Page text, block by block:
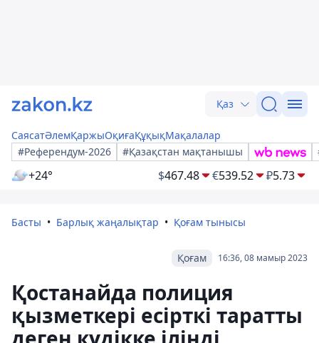
Қаз
СаясатӘлемҚаржыОқиғаҚұқықМақалалар
#Референдум-2026
#Қазақстан мақтанышы
+24° $467.48 €539.52 ₽5.73
Басты Барлық жаңалықтар Қоғам тынысы
16:36, 08 мамыр 2023
Қоғам
Қостанайда полиция
қызметкері есірткі таратты